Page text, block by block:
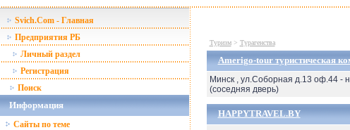
Svich.Com - Главная
Предприятия РБ
Личный раздел
Регистрация
Поиск
Информация
Сайты по теме
Туризм> Турагенства
Amerigo-tour туристическая
Минск , ул.Соборная д.13 оф.44 -
(соседняя дверь)
HAPPYTRAVEL.BY